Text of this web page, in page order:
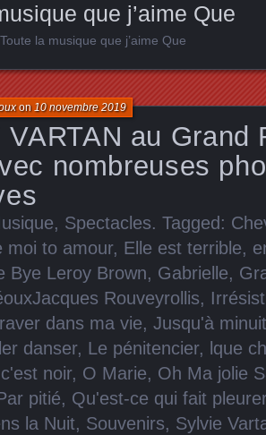
que j’aime Que
la musique que j’aime Que
VARTAN au Grand
nombreuses
on 10 novembre 2019
, Spectacles. Tagged:
moi to amour, Elle est terrible,
Bye Leroy Brown, Gabrielle,
Rouveyrollis,
dans ma vie, Jusqu'à minuit
danser, Le pénitencier, lque
noir, O Marie, Oh Ma jolie
pitié, Qu'est-ce qui fait
la Nuit, Souvenirs, Sylvie